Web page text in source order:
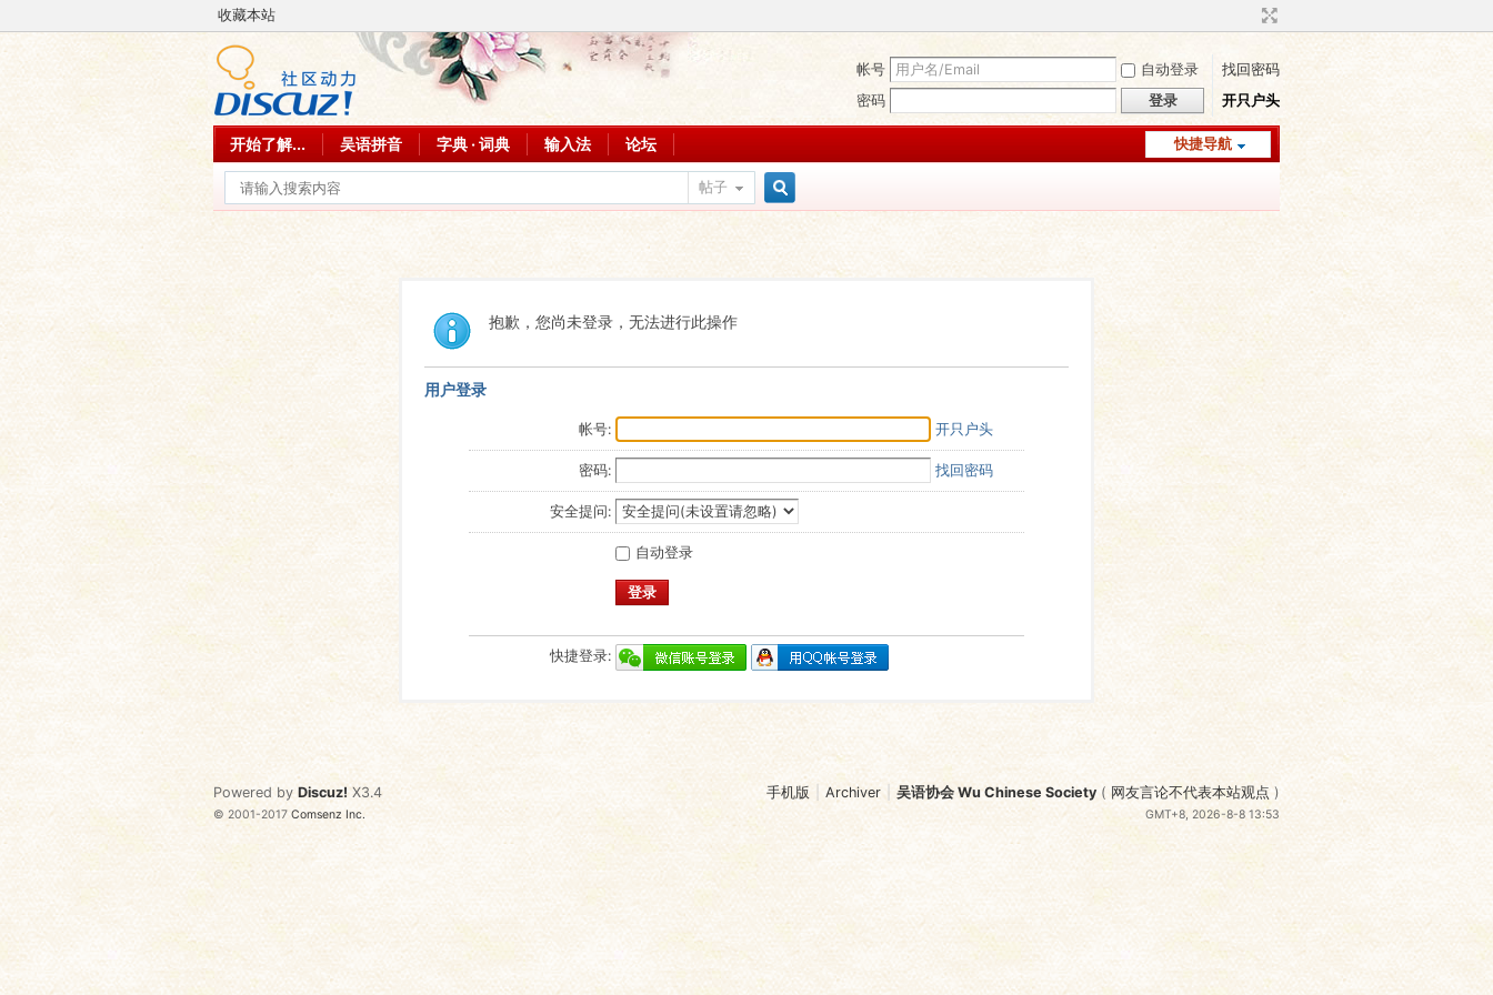
收藏本站
帐号 自动登录
找回密码
密码
登录 开只户头
快捷导航
开始了解... 吴语拼音 字典 · 词典 输入法 论坛
帖子
抱歉，您尚未登录，无法进行此操作
用户登录
帐号: 开只户头
密码: 找回密码
安全提问:
自动登录
登录
快捷登录:
手机版 Archiver 吴语协会 Wu Chinese Society ( 网友言论不代表本站观点 )
GMT+8, 2026-8-8 13:53
Powered by Discuz! X3.4
© 2001-2017Comsenz Inc.